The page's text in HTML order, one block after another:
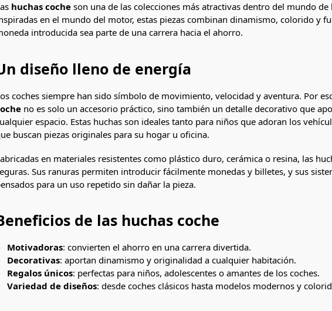
huchas cocheson una de las colecciones más atractivas dentro del mundo de
en el mundo del motor, estas piezas combinan dinamismo, colorido y
introducida sea parte de una carrera hacia el ahorro.
diseño lleno de energía
coches siempre han sido símbolo de movimiento, velocidad y aventura. Por
no es solo un accesorio práctico, sino también un detalle decorativo que
espacio. Estas huchas son ideales tanto para niños que adoran los
buscan piezas originales para su hogar u oficina.
en materiales resistentes como plástico duro, cerámica o resina, las
Sus ranuras permiten introducir fácilmente monedas y billetes, y sus
para un uso repetido sin dañar la pieza.
de las huchas coche
Motivadoras: convierten el ahorro en una carrera divertida.
Decorativas: aportan dinamismo y originalidad a cualquier habitación.
Regalos únicos: perfectas para niños, adolescentes o amantes de los coches.
Variedad de diseños: desde coches clásicos hasta modelos modernos y